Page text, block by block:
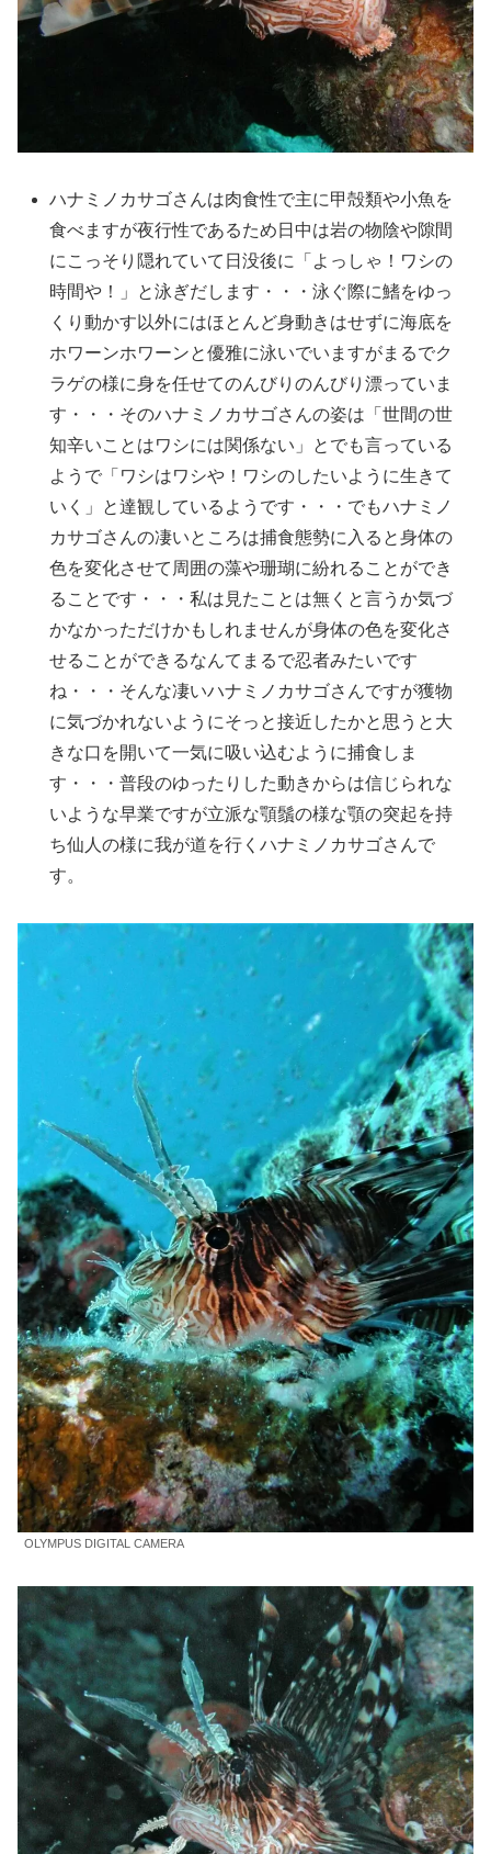
ハナミノカサゴさんは肉食性で主に甲殻類や小魚を
食べますが夜行性であるため日中は岩の物陰や隙間
にこっそり隠れていて日没後に「よっしゃ！ワシの
時間や！」と泳ぎだします・・・泳ぐ際に鰭をゆっ
くり動かす以外にはほとんど身動きはせずに海底を
ホワーンホワーンと優雅に泳いでいますがまるでク
ラゲの様に身を任せてのんびりのんびり漂っていま
す・・・そのハナミノカサゴさんの姿は「世間の世
知辛いことはワシには関係ない」とでも言っている
ようで「ワシはワシや！ワシのしたいように生きて
いく」と達観しているようです・・・でもハナミノ
カサゴさんの凄いところは捕食態勢に入ると身体の
色を変化させて周囲の藻や珊瑚に紛れることができ
ることです・・・私は見たことは無くと言うか気づ
かなかっただけかもしれませんが身体の色を変化さ
せることができるなんてまるで忍者みたいです
ね・・・そんな凄いハナミノカサゴさんですが獲物
に気づかれないようにそっと接近したかと思うと大
きな口を開いて一気に吸い込むように捕食しま
す・・・普段のゆったりした動きからは信じられな
いような早業ですが立派な顎鬚の様な顎の突起を持
ち仙人の様に我が道を行くハナミノカサゴさんで
す。
OLYMPUS DIGITAL CAMERA